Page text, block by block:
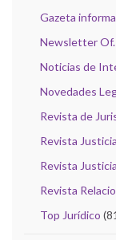
Gazeta
Newsletter Of.
Noticias de
Novedades
Revista de
Revista
Revista
Revista
Top Jurídico